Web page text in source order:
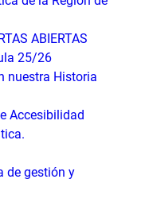
ABIERTAS
25/26
nuestra Historia
Accesibilidad
de gestión y